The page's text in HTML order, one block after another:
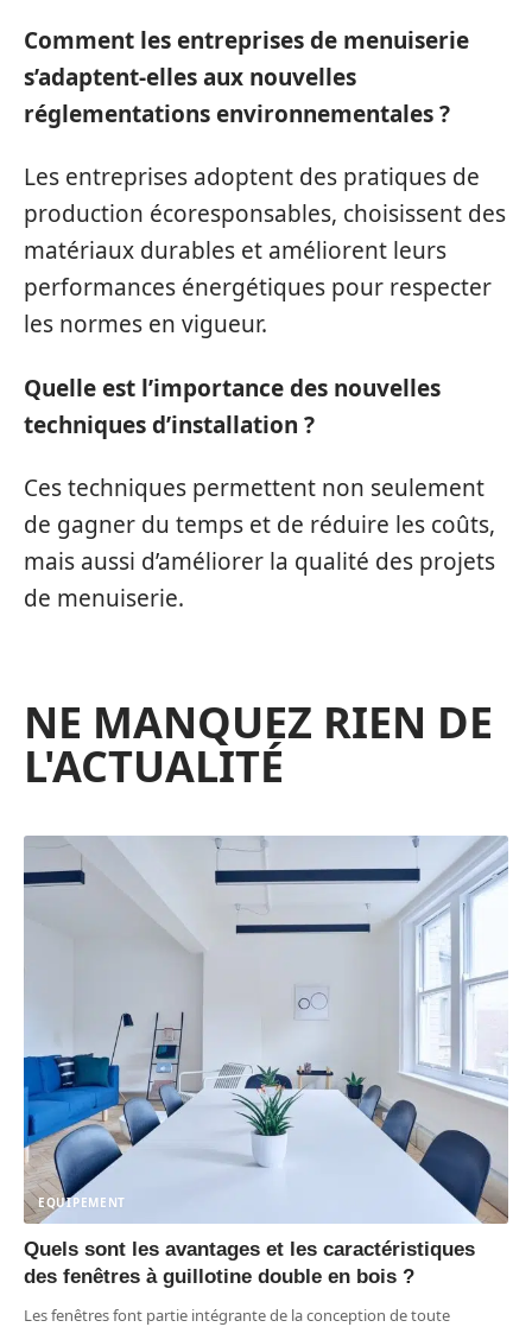
Comment les entreprises de menuiserie
s’adaptent-elles aux nouvelles
réglementations environnementales ?
Les entreprises adoptent des pratiques de
production écoresponsables, choisissent des
matériaux durables et améliorent leurs
performances énergétiques pour respecter
les normes en vigueur.
Quelle est l’importance des nouvelles
techniques d’installation ?
Ces techniques permettent non seulement
de gagner du temps et de réduire les coûts,
mais aussi d’améliorer la qualité des projets
de menuiserie.
NE MANQUEZ RIEN DE
L'ACTUALITÉ
EQUIPEMENT
Quels sont les avantages et les caractéristiques
des fenêtres à guillotine double en bois ?
Les fenêtres font partie intégrante de la conception de toute